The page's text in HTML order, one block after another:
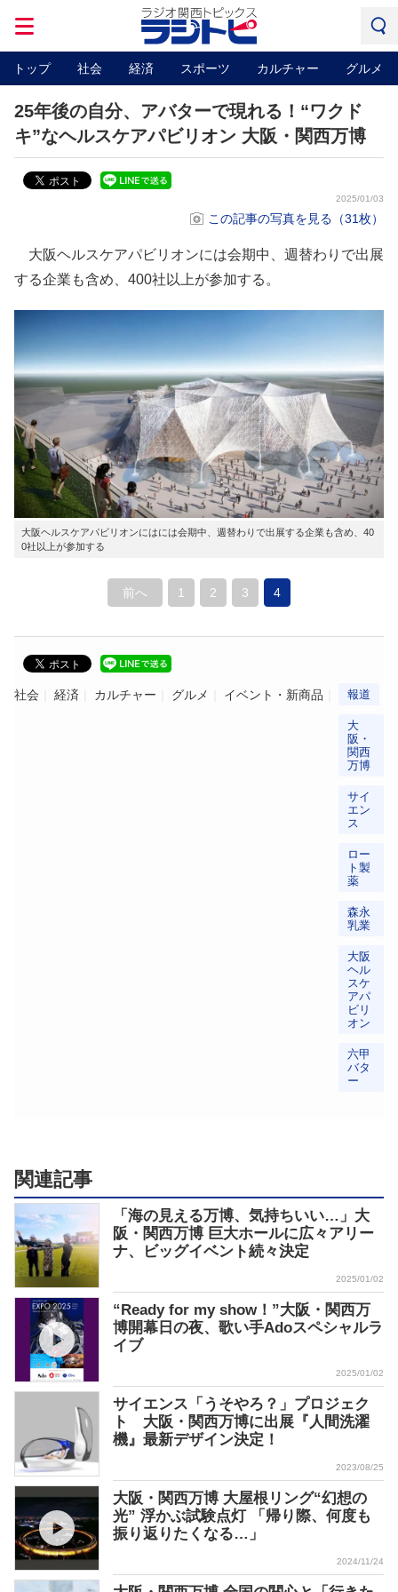
トップ 社会 経済 スポーツ カルチャー グルメ
25年後の自分、アバターで現れる！“ワクド
キ”なヘルスケアパビリオン 大阪・関西万博
2025/01/03
この記事の写真を見る（31枚）
大阪ヘルスケアパビリオンには会期中、週替わりで出展
する企業も含め、400社以上が参加する。
大阪ヘルスケアパビリオンにはには会期中、週替わりで出展する企業も含め、40
0社以上が参加する
前へ 1 2 3 4
社会 経済 カルチャー グルメ イベント・新商品 報道
大
阪・
関西
万博
サイ
エン
ス
ロー
ト製
薬
森永
乳業
大阪
ヘル
スケ
アパ
ビリ
オン
六甲
バタ
ー
関連記事
「海の見える万博、気持ちいい…」大
阪・関西万博 巨大ホールに広々アリー
ナ、ビッグイベント続々決定
2025/01/02
“Ready for my show！”大阪・関西万
博開幕日の夜、歌い手Adoスペシャルラ
イブ
2025/01/02
サイエンス「うそやろ？」プロジェク
ト 大阪・関西万博に出展『人間洗濯
機』最新デザイン決定！
2023/08/25
大阪・関西万博 大屋根リング“幻想の
光” 浮かぶ試験点灯 「帰り際、何度も
振り返りたくなる…」
2024/11/24